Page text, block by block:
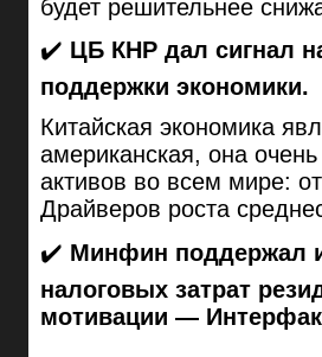
будет решительнее
✔️ ЦБ КНР дал сигнал
поддержки экономики.
Китайская экономика
американская, она
активов во всем мире:
Драйверов роста
✔️ Минфин поддержал
налоговых затрат
мотивации —